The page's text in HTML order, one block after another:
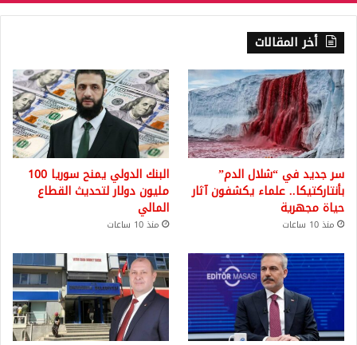
أخر المقالات
سر جديد في “شلال الدم”
بأنتاركتيكا.. علماء يكشفون آثار
حياة مجهرية
منذ 10 ساعات
البنك الدولي يمنح سوريا 100
مليون دولار لتحديث القطاع
المالي
منذ 10 ساعات